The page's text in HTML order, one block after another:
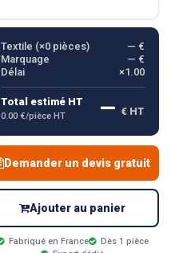
Textile (×0pièces)
— €
Marquage
— €
Délai
×1.00
Total estimé HT
0.00 €/pièce HT — € HT
Demander un devis gratuit
Ajouter au panier
Fabriqué en France
Dès 1 pièce